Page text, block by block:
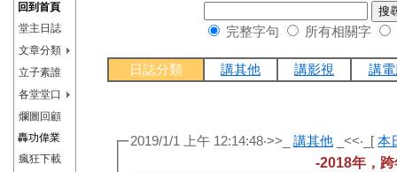
回到首頁
堂主日誌
文章分類
立子素誰
各堂堂口
爛圖回顧
轟功偉業
瘋狂下載
完整字句 所有相關字
日誌分類 講其他 講影視 講
2019/1/1 上午 12:14:48‧>>_ 講其他 _<<‧_[ 本
-2018年，